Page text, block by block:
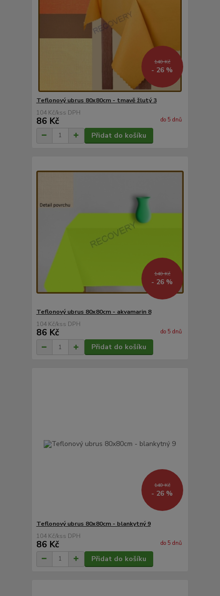
140 Kč
- 26 %
Teflonový ubrus 80x80cm - tmavě žlutý 3
104 Kč/ks
86 Kč do 5 dnů
Přidat do košíku
140 Kč
- 26 %
Teflonový ubrus 80x80cm - akvamarin 8
104 Kč/ks
86 Kč do 5 dnů
Přidat do košíku
140 Kč
- 26 %
Teflonový ubrus 80x80cm - blankytný 9
104 Kč/ks
86 Kč do 5 dnů
Přidat do košíku